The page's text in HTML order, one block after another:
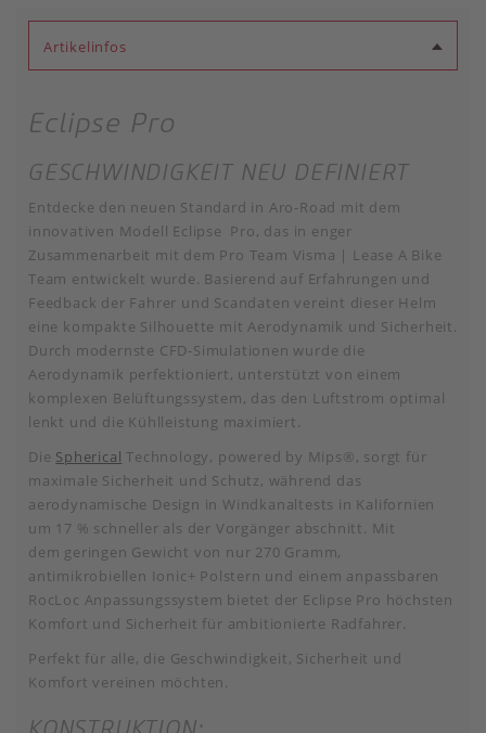
Artikelinfos
Eclipse Pro
GESCHWINDIGKEIT NEU DEFINIERT
Entdecke den neuen Standard in Aro-Road mit dem
innovativen Modell Eclipse Pro, das in enger
Zusammenarbeit mit dem Pro Team Visma | Lease A Bike
Team entwickelt wurde. Basierend auf Erfahrungen und
Feedback der Fahrer und Scandaten vereint dieser Helm
eine kompakte Silhouette mit Aerodynamik und Sicherheit.
Durch modernste CFD-Simulationen wurde die
Aerodynamik perfektioniert, unterstützt von einem
komplexen Belüftungssystem, das den Luftstrom optimal
lenkt und die Kühlleistung maximiert.
Die Spherical Technology, powered by Mips®, sorgt für
maximale Sicherheit und Schutz, während das
aerodynamische Design in Windkanaltests in Kalifornien
um 17 % schneller als der Vorgänger abschnitt. Mit
dem geringen Gewicht von nur 270 Gramm,
antimikrobiellen Ionic+ Polstern und einem anpassbaren
RocLoc Anpassungssystem bietet der Eclipse Pro höchsten
Komfort und Sicherheit für ambitionierte Radfahrer.
Perfekt für alle, die Geschwindigkeit, Sicherheit und
Komfort vereinen möchten.